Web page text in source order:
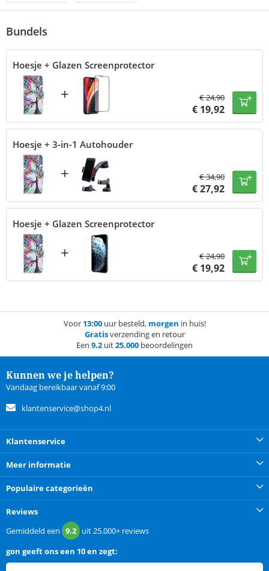
Bundels
Hoesje + Glazen Screenprotector
+ €24,90
€ 19,92
Hoesje + 3-in-1 Autohouder
+ €34,90
€27,92
Hoesje + Glazen Screenprotector
+ €24,90
€ 19,92
Voor 13:00uur besteld, morgen in huis!
Gratisverzending en retour
Een 9.2 uit25.000 beoordelingen
Kunnen we je helpen?
Vandaag bereikbaar vanaf 9:00
klantenservice@shop4.nl
Klantenservice
Meer informatie
Populaire categorieën
Reviews
Gemiddeld een 9.2 uit25.000+ reviews
gon geeft ons een 10 en zegt: